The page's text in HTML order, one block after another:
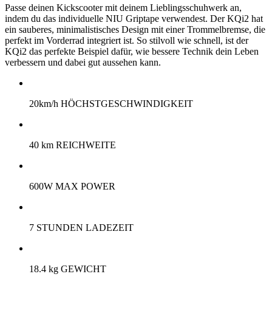
Passe deinen Kickscooter mit deinem Lieblingsschuhwerk an,
indem du das individuelle NIU Griptape verwendest. Der KQi2 hat
ein sauberes, minimalistisches Design mit einer Trommelbremse, die
perfekt im Vorderrad integriert ist. So stilvoll wie schnell, ist der
KQi2 das perfekte Beispiel dafür, wie bessere Technik dein Leben
verbessern und dabei gut aussehen kann.
20km/h HÖCHSTGESCHWINDIGKEIT
40 km REICHWEITE
600W MAX POWER
7 STUNDEN LADEZEIT
18.4 kg GEWICHT